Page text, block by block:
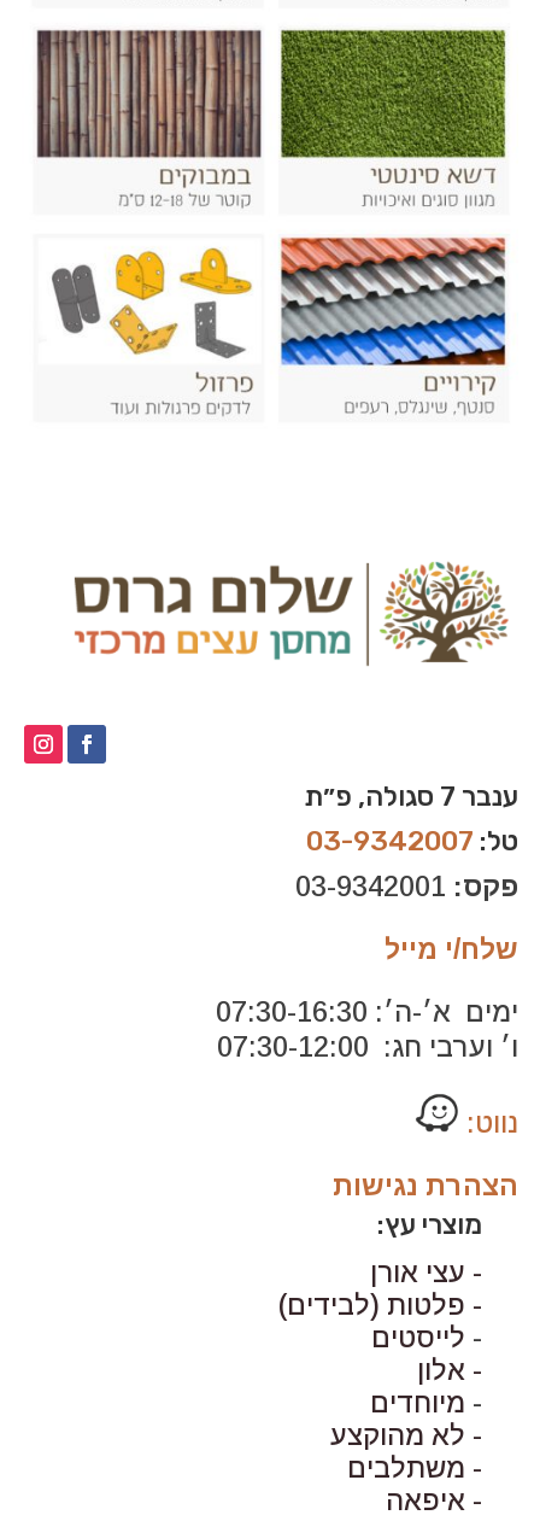
ענבר 7 סגולה, פ״ת
טל: 03-9342007
פקס:
שלח/י מייל
ימים א׳-ה׳: 07:30-16:30
ו׳ וערבי חג: 07:30-12:00
נווט:
הצהרת נגישות
מוצרי עץ:
- עצי אורן
- פלטות (לבידים)
- לייסטים
- אלון
- מיוחדים
- לא מהוקצע
- משתלבים
- איפאה